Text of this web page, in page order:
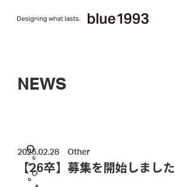
NEWS
2025.02.28 Other
【26卒】募集を開始しました